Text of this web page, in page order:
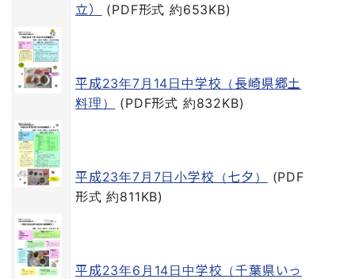
立）
(PDF形式 約653KB)
平成23年7月14日中学校（長崎県郷土
料理）
(PDF形式 約832KB)
平成23年7月7日小学校（七夕）
(PDF
形式 約811KB)
平成23年6月14日中学校（千葉県いっ